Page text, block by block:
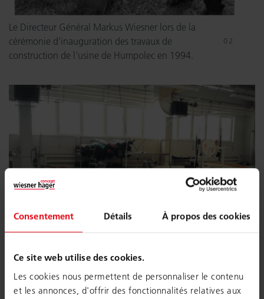
Consentement Détails À propos des cookies
Ce site web utilise des cookies.
Les cookies nous permettent de personnaliser le contenu
et les annonces, d'offrir des fonctionnalités relatives aux
Le Directeur Général Markus Wiesner lors de la
cérémonie d'inauguration des travaux de
construction de l'usine de Humpolec en 1994.
Sites de production à Humpolec en 1996.